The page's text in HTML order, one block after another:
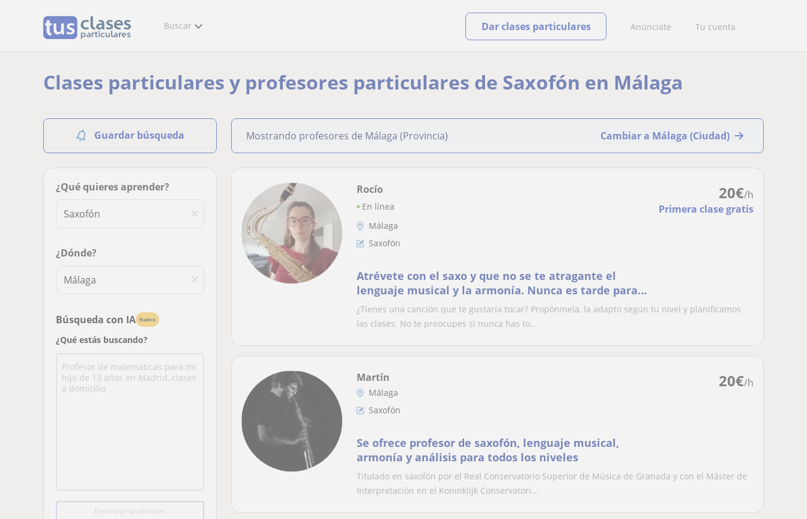
Buscar Anúnciate Tu cuenta
Dar clases particulares
Clases particulares y profesores particulares de Saxofón en Málaga
Guardar búsqueda
¿Qué quieres aprender?
¿Dónde?
Búsqueda con IA Nuevo
¿Qué estás buscando?
Encontrar profesores
Mostrando profesores de Málaga (Provincia) Cambiar a Málaga (Ciudad)
20€/h
Primera clase gratis
Rocío
En línea
Málaga
Saxofón
Atrévete con el saxo y que no se te atragante el
lenguaje musical y la armonía. Nunca es tarde para
disfrutar aprendiendo. Sin límite de edad
¿Tienes una canción que te gustaría tocar? Propónmela, la adapto según tu nivel y planificamos
las clases. No te preocupes si nunca has to...
20€/h
Martín
Málaga
Saxofón
Se ofrece profesor de saxofón, lenguaje musical,
armonía y análisis para todos los niveles
Titulado en saxofón por el Real Conservatorio Superior de Música de Granada y con el Máster de
Interpretación en el Koninklijk Conservatori...